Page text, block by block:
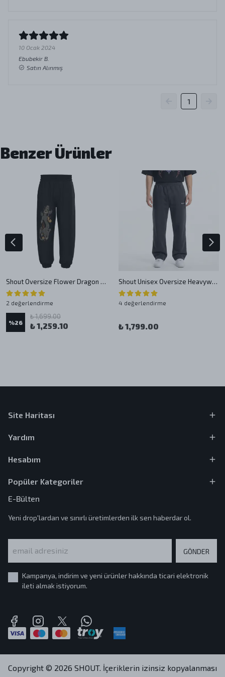
10 Ocak 2024
Ebubekir B.
Satın Alınmış
1
Benzer Ürünler
Shout Oversize Flower Dragon Oldschool Unisex Jogger Pantolon
2 değerlendirme
%26
₺ 1,699.00
₺ 1,259.10
Shout Unisex Oversize Heavyweight Baggy Eşofman Altı
4 değerlendirme
₺ 1,799.00
Site Haritası
Yardım
Hesabım
Popüler Kategoriler
E-Bülten
Yeni drop'lardan ve sınırlı üretimlerden ilk sen haberdar ol.
GÖNDER
Kampanya, indirim ve yeni ürünler hakkında ticari elektronik
ileti almak istiyorum.
Copyright © 2026 SHOUT. İçeriklerin izinsiz kopyalanması